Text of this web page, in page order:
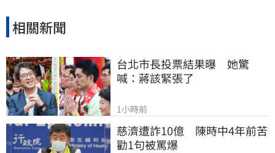
相關新聞
台北市長投票結果曝　她驚
喊：蔣該緊張了
1小時前
慈濟遭詐10億　陳時中4年前苦
勸1句被罵爆